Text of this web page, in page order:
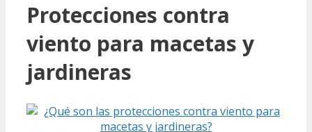
Protecciones contra
viento para macetas y
jardineras